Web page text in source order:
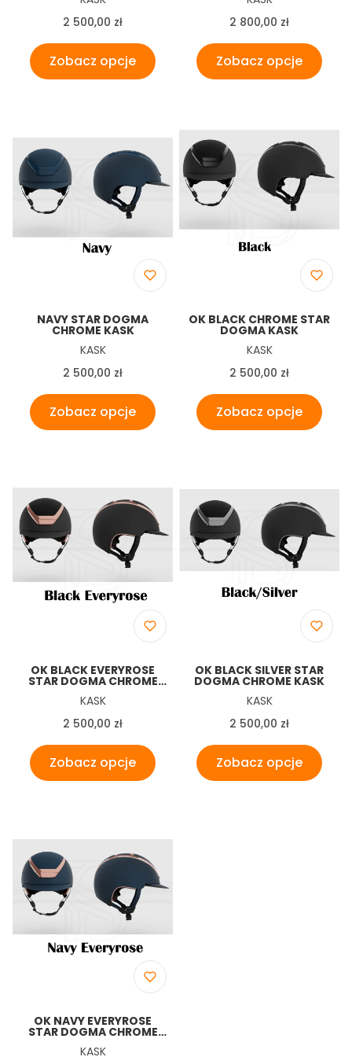
Cena
2 500,00 zł
Zobacz opcje
Cena
2 800,00 zł
Zobacz opcje
NAVY STAR DOGMA
CHROME KASK
Producent
KASK
Cena
2 500,00 zł
Zobacz opcje
OK BLACK CHROME STAR
DOGMA KASK
Producent
KASK
Cena
2 500,00 zł
Zobacz opcje
OK BLACK EVERYROSE
STAR DOGMA CHROME
Producent
KASK
Cena
2 500,00 zł
Zobacz opcje
OK BLACK SILVER STAR
DOGMA CHROME KASK
Producent
KASK
Cena
2 500,00 zł
Zobacz opcje
OK NAVY EVERYROSE
STAR DOGMA CHROME
Producent
KASK